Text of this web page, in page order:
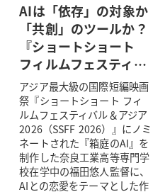
AIは「依存」の対象か
「共創」のツールか？
『ショートショート
フィルムフェスティ…
アジア最大級の国際短編映画
祭『ショートショート フィ
ルムフェスティバル＆アジア
2026（SSFF 2026）』にノミ
ネートされた『箱庭のAI』を
制作した奈良工業高等専門学
校在学中の福田悠人監督に、
AIとの恋愛をテーマとした作